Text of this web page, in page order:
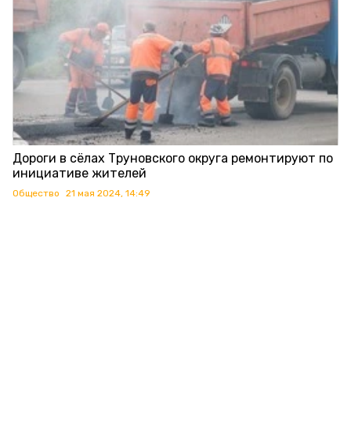
Дороги в сёлах Труновского округа ремонтируют по
инициативе жителей
Общество 21 мая 2024, 14:49